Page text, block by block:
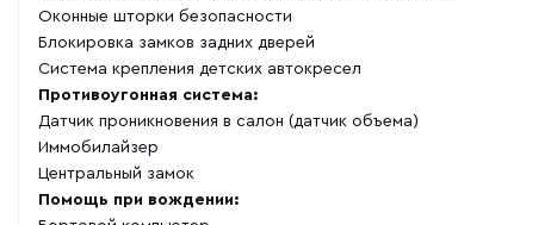
Оконные шторки безопасности
Блокировка замков задних дверей
Система крепления детских автокресел
Противоугонная система:
Датчик проникновения в салон (датчик объема)
Иммобилайзер
Центральный замок
Помощь при вождении: